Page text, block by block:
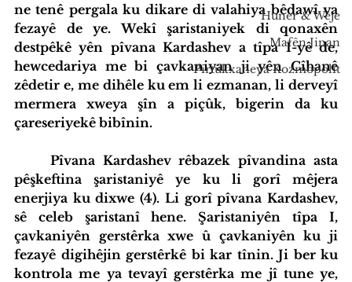
Huner & Wêje
Mafên Jinan
Pirtûkxaneya Kozmopolît
ne tenê pergala ku dikare di valahiya bêdawî ya
fezayê de ye. Wekî şaristaniyek di qonaxên
destpêkê yên pîvana Kardashev a tîpa I-yê de,
hewcedariya me bi çavkaniyan ji yên Cîhanê
zêdetir e, me dihêle ku em li ezmanan, li derveyî
mermera xweya şîn a piçûk, bigerin da ku
çareseriyekê bibînin.
pêşkeftina şaristaniyê ye ku li gorî mêjera
enerjiya ku dixwe (4). Li gorî pîvana Kardashev,
sê celeb şaristanî hene. Şaristaniyên tîpa I,
çavkaniyên gerstêrka xwe û çavkaniyên ku ji
fezayê digihêjin gerstêrkê bi kar tînin. Ji ber ku
kontrola me ya tevayî gerstêrka me jî tune ye,